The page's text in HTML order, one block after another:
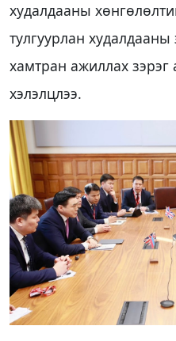
худалдааны
тулгуурлан
хамтран ажиллах зэрэг
хэлэлцлээ.